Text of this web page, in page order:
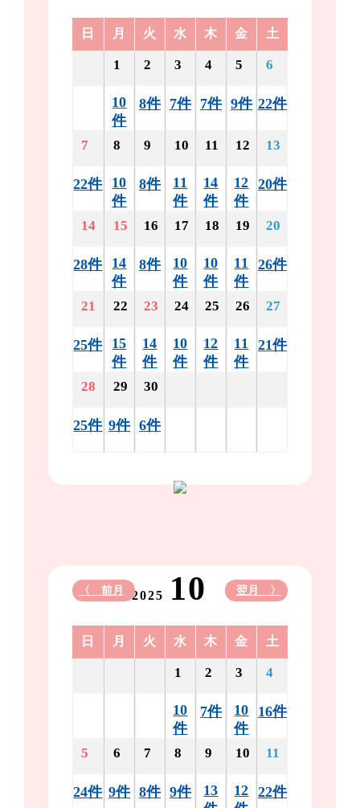
日 月 火 水 木 金 土
1
10
件
2
8件
3
7件
4
7件
5
9件
6
22件
7
22件
8
10
件
9
8件
10
11
件
11
14
件
12
12
件
13
20件
14
28件
15
14
件
16
8件
17
10
件
18
10
件
19
11
件
20
26件
21
25件
22
15
件
23
14
件
24
10
件
25
12
件
26
11
件
27
21件
28
25件
29
9件
30
6件
2025 10
〈 前月 翌月 〉
日 月 火 水 木 金 土
1
10
件
2
7件
3
10
件
4
16件
5
24件
6
9件
7
8件
8
9件
9
13
10
12
11
22件